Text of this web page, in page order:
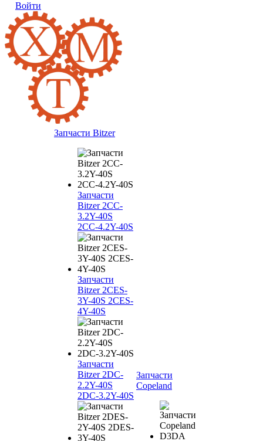
Войти
Запчасти Bitzer
Запчасти
Bitzer 2CC-
3.2Y-40S
2CC-4.2Y-40S
Запчасти
Bitzer 2CES-
3Y-40S 2CES-
4Y-40S
Запчасти
Bitzer 2DC-
2.2Y-40S
2DC-3.2Y-40S
Запчасти
Copeland